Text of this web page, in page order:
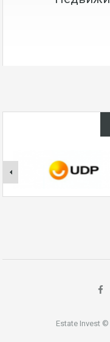
Estate Invest